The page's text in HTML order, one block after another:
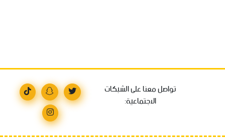
تواصل معنا على الشبكات
الاجتماعية: